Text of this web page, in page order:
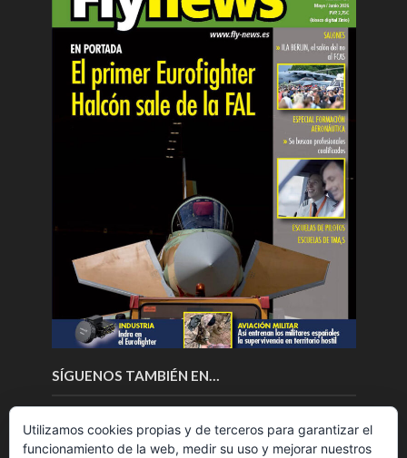
SÍGUENOS TAMBIÉN EN…
Utilizamos cookies propias y de terceros para garantizar el
funcionamiento de la web, medir su uso y mejorar nuestros